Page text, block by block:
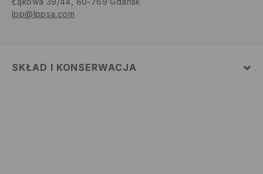
lpp@lppsa.com
SKŁAD I KONSERWACJA